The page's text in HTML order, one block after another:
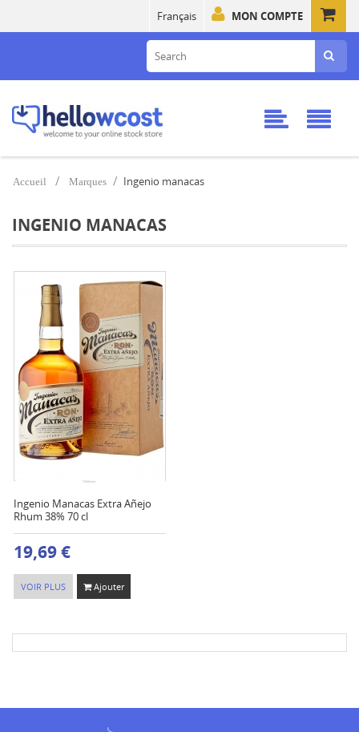
MON COMPTE
Français
Accueil Marques Ingenio manacas
INGENIO MANACAS
Ingenio Manacas Extra Añejo
Rhum 38% 70 cl
19,69 €
VOIR PLUS Ajouter